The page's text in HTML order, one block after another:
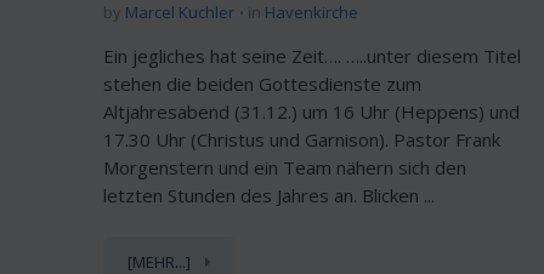
by Marcel Kuchler in Havenkirche
Ein jegliches hat seine Zeit…. …..unter diesem Titel
stehen die beiden Gottesdienste zum
Altjahresabend (31.12.) um 16 Uhr (Heppens) und
17.30 Uhr (Christus und Garnison). Pastor Frank
Morgenstern und ein Team nähern sich den
letzten Stunden des Jahres an. Blicken ...
[MEHR...]